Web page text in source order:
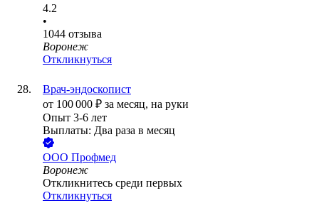
4.2
•
1044 отзыва
Воронеж
Откликнуться
Врач-эндоскопист
от 100 000 ₽ за месяц, на руки
Опыт 3-6 лет
Выплаты: Два раза в месяц
ООО Профмед
Воронеж
Откликнитесь среди первых
Откликнуться